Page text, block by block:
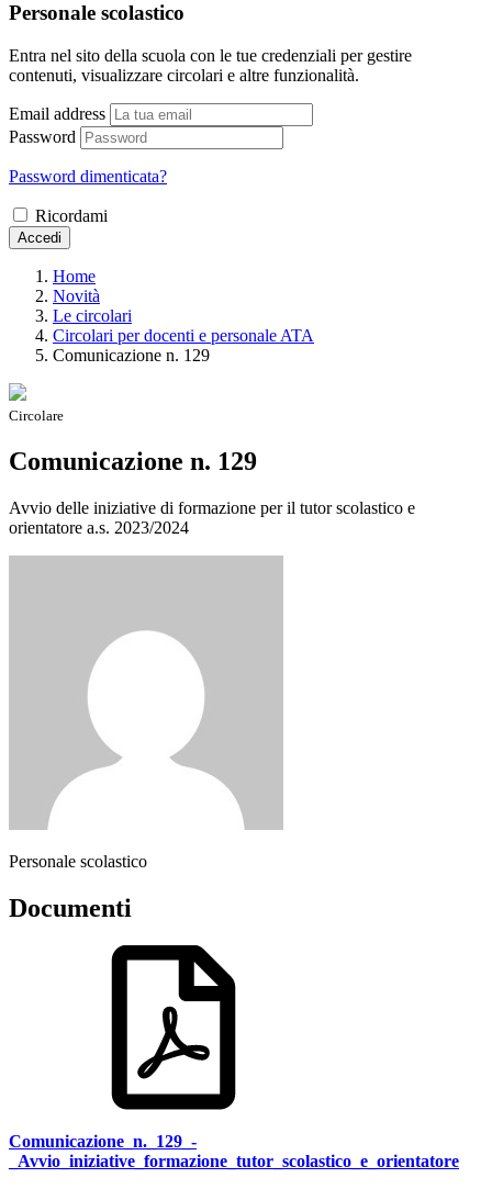
Personale scolastico
Entra nel sito della scuola con le tue credenziali per gestire
contenuti, visualizzare circolari e altre funzionalità.
Email address
Password
Password dimenticata?
Ricordami
Accedi
Home
Novità
Le circolari
Circolari per docenti e personale ATA
Comunicazione n. 129
Circolare
Comunicazione n. 129
Avvio delle iniziative di formazione per il tutor scolastico e
orientatore a.s. 2023/2024
Personale scolastico
Documenti
Comunicazione_n._129_-
_Avvio_iniziative_formazione_tutor_scolastico_e_orientatore